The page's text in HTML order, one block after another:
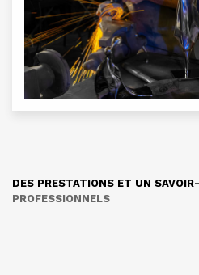
DES PRESTATIONS ET UN
PROFESSIONNELS